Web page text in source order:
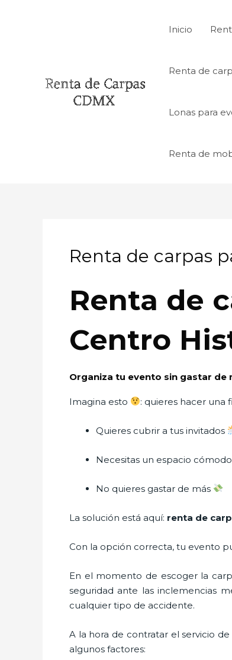
Inicio
Renta de
Lonas para
Renta de
Renta de carpas
Renta de
Centro
Organiza tu evento sin gastar de
Imagina esto : quieres hacer una
Quieres cubrir a tus invitados
Necesitas un espacio
No quieres gastar de más
La solución está aquí: renta de
Con la opción correcta, tu evento
En el momento de escoger la
seguridad ante las inclemencias
cualquier tipo de accidente.
A la hora de contratar el servicio de
algunos factores: